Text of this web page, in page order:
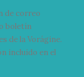
de correo
boletín
de la Vorágine.
incluido en el